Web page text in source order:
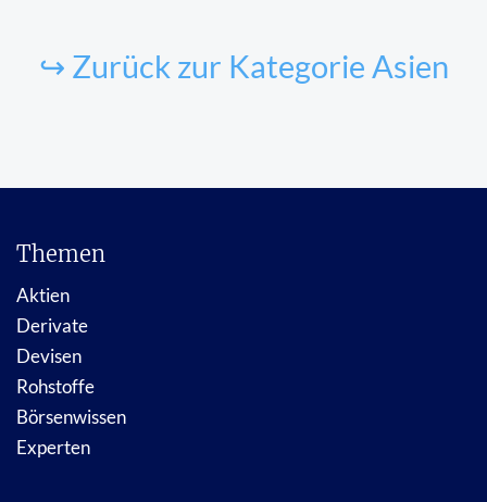
↪ Zurück zur Kategorie Asien
Themen
Aktien
Derivate
Devisen
Rohstoffe
Börsenwissen
Experten